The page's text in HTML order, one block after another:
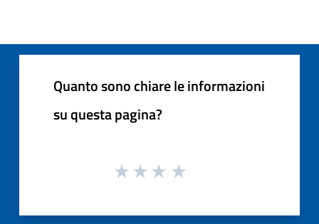
Quanto sono chiare le informazioni
su questa pagina?